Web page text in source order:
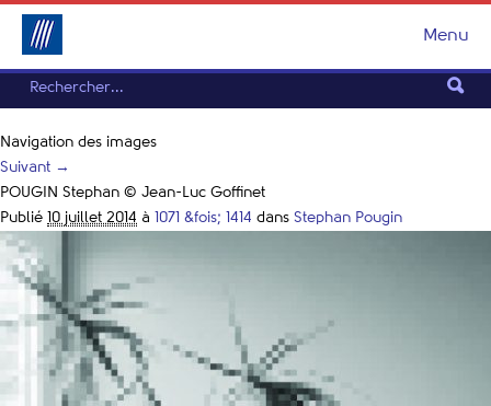
Menu
Navigation des images
Suivant →
POUGIN Stephan © Jean-Luc Goffinet
Publié 10 juillet 2014 à 1071 &fois; 1414 dans Stephan Pougin